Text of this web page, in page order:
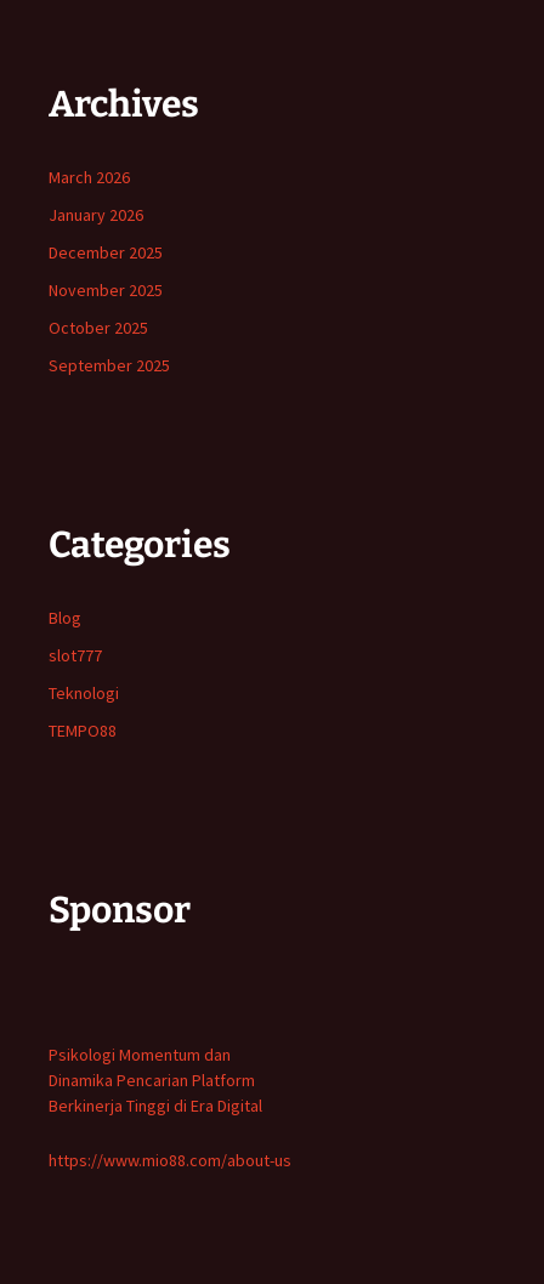
Archives
March 2026
January 2026
December 2025
November 2025
October 2025
September 2025
Categories
Blog
slot777
Teknologi
TEMPO88
Sponsor
Psikologi Momentum dan
Dinamika Pencarian Platform
Berkinerja Tinggi di Era Digital
https://www.mio88.com/about-us